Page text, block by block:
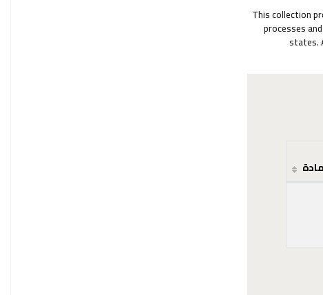
This collection
processes
states.